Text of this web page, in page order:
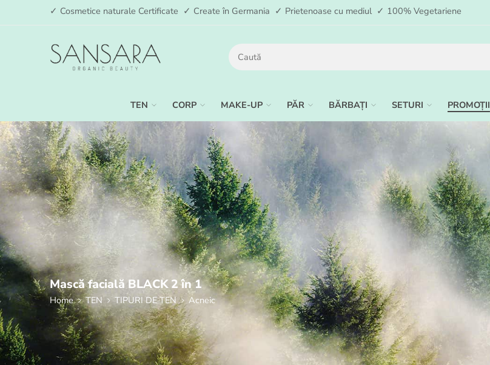
✓ Cosmetice naturale Certificate ✓ Create în Germania ✓ Prietenoase cu mediul ✓ 100% Vegetariene
TEN CORP MAKE-UP PĂR BĂRBAȚI SETURI PROMOȚII
Mască facială BLACK 2 în 1
Home TEN TIPURI DE TEN Acneic